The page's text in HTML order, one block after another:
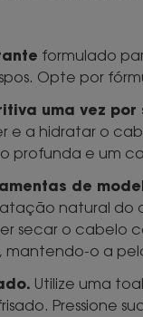
formulado
Opte por
uma vez por
a hidratar o
e um
de
natural do
secar o cabelo
o a
Utilize uma
Pressione